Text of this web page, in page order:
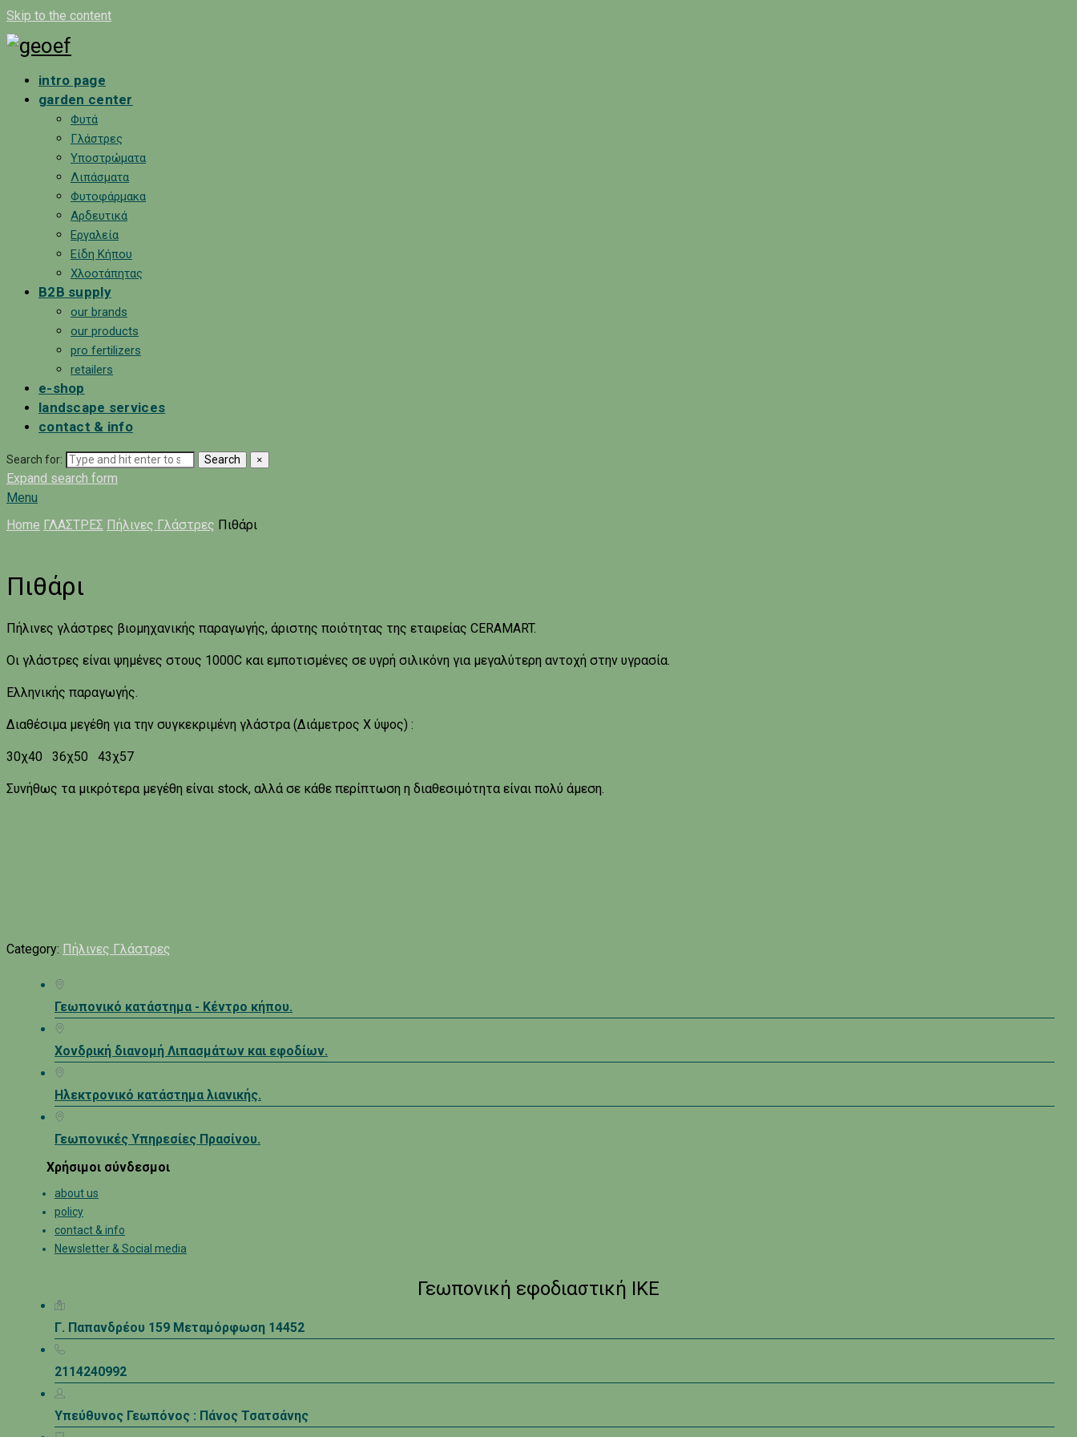
Skip to the content
intro page
garden center
Φυτά
Γλάστρες
Υποστρώματα
Λιπάσματα
Φυτοφάρμακα
Αρδευτικά
Εργαλεία
Είδη Κήπου
Χλοοτάπητας
B2B supply
our brands
our products
pro fertilizers
retailers
e-shop
landscape services
contact & info
Search for: Search ×
Expand search form
Menu
Home ΓΛΑΣΤΡΕΣ Πήλινες Γλάστρες Πιθάρι
Πιθάρι
Πήλινες γλάστρες βιομηχανικής παραγωγής, άριστης ποιότητας της εταιρείας CERAMART.
Οι γλάστρες είναι ψημένες στους 1000C και εμποτισμένες σε υγρή σιλικόνη για μεγαλύτερη αντοχή στην υγρασία.
Ελληνικής παραγωγής.
Διαθέσιμα μεγέθη για την συγκεκριμένη γλάστρα (Διάμετρος Χ ύψος) :
30χ40 36χ50 43χ57
Συνήθως τα μικρότερα μεγέθη είναι stock, αλλά σε κάθε περίπτωση η διαθεσιμότητα είναι πολύ άμεση.
Category: Πήλινες Γλάστρες
Γεωπονικό κατάστημα - Κέντρο κήπου.
Χονδρική διανομή Λιπασμάτων και εφοδίων.
Ηλεκτρονικό κατάστημα λιανικής.
Γεωπονικές Υπηρεσίες Πρασίνου.
Χρήσιμοι σύνδεσμοι
about us
policy
contact & info
Newsletter & Social media
Γεωπονική εφοδιαστική ΙΚΕ
Γ. Παπανδρέου 159 Μεταμόρφωση 14452
2114240992
Υπεύθυνος Γεωπόνος : Πάνος Τσατσάνης